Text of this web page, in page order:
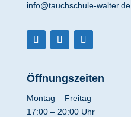
info@tauchschule-walter.de
Öffnungszeiten
Montag – Freitag
17:00 – 20:00 Uhr